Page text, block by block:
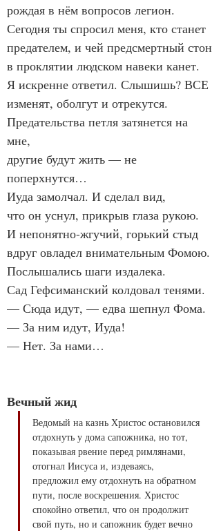
рождая в нём вопросов легион.
Сегодня ты спросил меня, кто станет
предателем, и чей предсмертный стон
в проклятии людском навеки канет.
Я искренне ответил. Слышишь? ВСЕ
изменят, оболгут и отрекутся.
Предательства петля затянется на
мне,
другие будут жить — не
поперхнутся…
Иуда замолчал. И сделал вид,
что он уснул, прикрыв глаза рукою.
И непонятно-жгучий, горький стыд
вдруг овладел внимательным Фомою.
Послышались шаги издалека.
Сад Гефсиманский колдовал тенями.
— Сюда идут, — едва шепнул Фома.
— За ним идут, Иуда!
— Нет. За нами…
Вечный жид
Ведомый на казнь Христос остановился
отдохнуть у дома сапожника, но тот,
показывая рвение перед римлянами,
отогнал Иисуса и, издеваясь,
предложил ему отдохнуть на обратном
пути, после воскрешения. Христос
спокойно ответил, что он продолжит
свой путь, но и сапожник будет вечно